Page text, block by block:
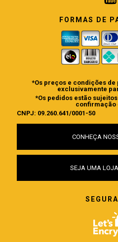
FORMAS DE
*Os preços e condições
exclusivamente
*Os pedidos estão
confirmação
CNPJ: 09.260.641/0001-50
CONHEÇA
SEJA UMA